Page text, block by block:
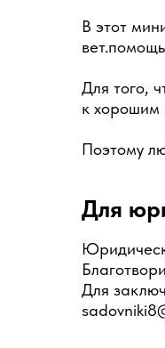
В этот
Для того,
к хорошим
Поэтому
Для
Для